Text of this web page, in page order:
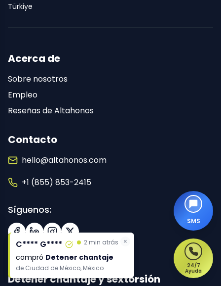
Türkiye
Acerca de
Sobre nosotros
Empleo
Reseñas de Altahonos
Contacto
hello@altahonos.com
+1 (855) 853-2415
Síguenos:
Facebook
LinkedInInstagram
X (Twitter)
Detener chantaje y sextorsión
24/7
Ayuda
SMS